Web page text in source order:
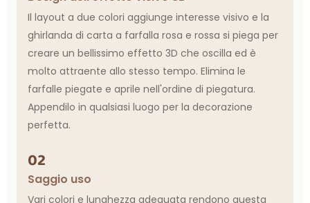
Il layout a due colori aggiunge interesse visivo e la
ghirlanda di carta a farfalla rosa e rossa si piega per
creare un bellissimo effetto 3D che oscilla ed è
molto attraente allo stesso tempo. Elimina le
farfalle piegate e aprile nell'ordine di piegatura.
Appendilo in qualsiasi luogo per la decorazione
perfetta.
02
Saggio uso
Vari colori e lunghezza adeguata rendono questa